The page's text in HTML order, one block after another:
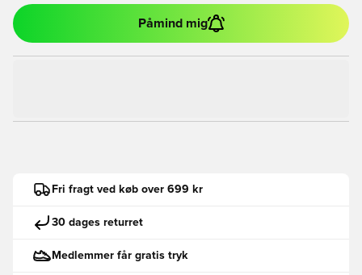
Påmind mig
Fri fragt ved køb over 699 kr
30 dages returret
Medlemmer får gratis tryk